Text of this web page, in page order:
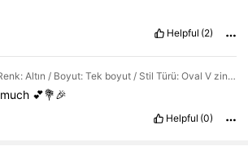
Helpful (2)
Renk: Altın / Boyut: Tek boyut / Stil Türü: Oval V zinciri
much 💕💐🎉
Helpful (0)